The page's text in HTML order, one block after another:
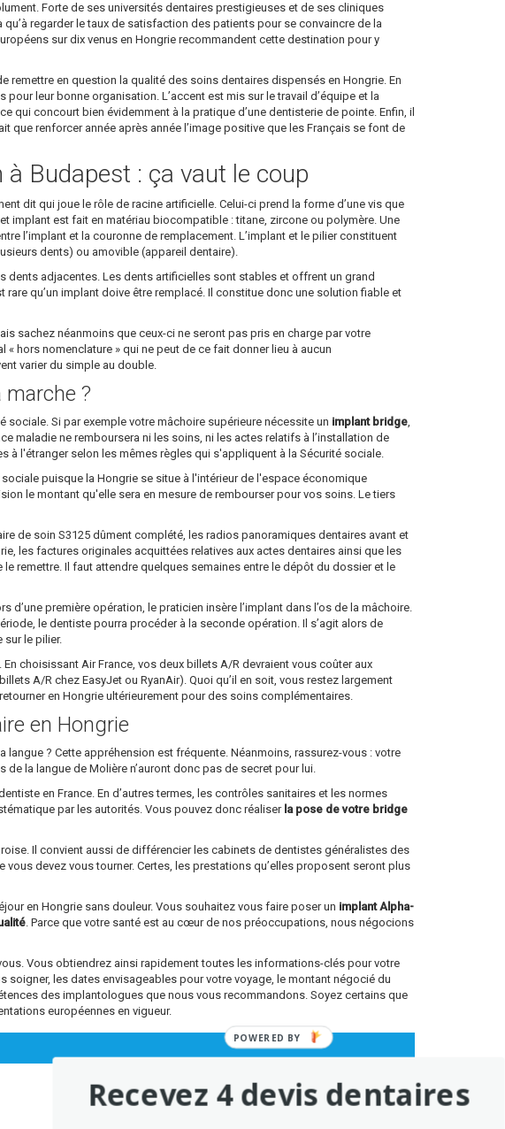
Forte de ses universités dentaires prestigieuses et de ses cliniques
regarder le taux de satisfaction des patients pour se convaincre de la
sur dix venus en Hongrie recommandent cette destination pour y
remettre en question la qualité des soins dentaires dispensés en Hongrie. En
leur bonne organisation. L’accent est mis sur le travail d’équipe et la
concourt bien évidemment à la pratique d’une dentisterie de pointe. Enfin, il
que renforcer année après année l’image positive que les Français se font de
Budapest : ça vaut le coup
dit qui joue le rôle de racine artificielle. Celui-ci prend la forme d’une vis que
implant est fait en matériau biocompatible : titane, zircone ou polymère. Une
l’implant et la couronne de remplacement. L’implant et le pilier constituent
dents) ou amovible (appareil dentaire).
dents adjacentes. Les dents artificielles sont stables et offrent un grand
qu’un implant doive être remplacé. Il constitue donc une solution fiable et
sachez néanmoins que ceux-ci ne seront pas pris en charge par votre
hors nomenclature » qui ne peut de ce fait donner lieu à aucun
varier du simple au double.
?
Si par exemple votre mâchoire supérieure nécessite un implant bridge,
maladie ne remboursera ni les soins, ni les actes relatifs à l’installation de
à l'étranger selon les mêmes règles qui s'appliquent à la Sécurité sociale.
puisque la Hongrie se situe à l'intérieur de l'espace économique
le montant qu'elle sera en mesure de rembourser pour vos soins. Le tiers
de soin S3125 dûment complété, les radios panoramiques dentaires avant et
les factures originales acquittées relatives aux actes dentaires ainsi que les
remettre. Il faut attendre quelques semaines entre le dépôt du dossier et le
d’une première opération, le praticien insère l’implant dans l’os de la mâchoire.
le dentiste pourra procéder à la seconde opération. Il s’agit alors de
sur le pilier.
choisissant Air France, vos deux billets A/R devraient vous coûter aux
A/R chez EasyJet ou RyanAir). Quoi qu’il en soit, vous restez largement
en Hongrie ultérieurement pour des soins complémentaires.
en Hongrie
langue ? Cette appréhension est fréquente. Néanmoins, rassurez-vous : votre
la langue de Molière n’auront donc pas de secret pour lui.
en France. En d’autres termes, les contrôles sanitaires et les normes
par les autorités. Vous pouvez donc réaliser la pose de votre bridge
Il convient aussi de différencier les cabinets de dentistes généralistes des
vous devez vous tourner. Certes, les prestations qu’elles proposent seront plus
en Hongrie sans douleur. Vous souhaitez vous faire poser un implant Alpha-
. Parce que votre santé est au cœur de nos préoccupations, nous négocions
Vous obtiendrez ainsi rapidement toutes les informations-clés pour votre
les dates envisageables pour votre voyage, le montant négocié du
des implantologues que nous vous recommandons. Soyez certains que
européennes en vigueur.
Recevez 4 devis dentaires
POWERED BY